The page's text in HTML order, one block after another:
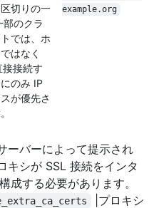
切りの一
部のクラ
では、ホ
はなく
接接続す
のみ IP
が優先さ
example.org
ーバーによって提示され
キシが SSL 接続をインタ
成する必要があります。
|プロキシ